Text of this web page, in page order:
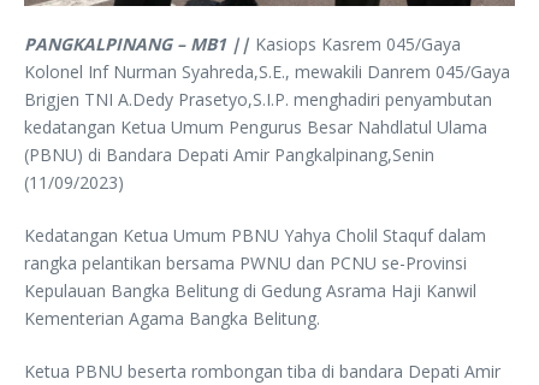
PANGKALPINANG – MB1 || Kasiops Kasrem 045/Gaya
Kolonel Inf Nurman Syahreda,S.E., mewakili Danrem 045/Gaya
Brigjen TNI A.Dedy Prasetyo,S.I.P. menghadiri penyambutan
kedatangan Ketua Umum Pengurus Besar Nahdlatul Ulama
(PBNU) di Bandara Depati Amir Pangkalpinang,Senin
(11/09/2023)
Kedatangan Ketua Umum PBNU Yahya Cholil Staquf dalam
rangka pelantikan bersama PWNU dan PCNU se-Provinsi
Kepulauan Bangka Belitung di Gedung Asrama Haji Kanwil
Kementerian Agama Bangka Belitung.
Ketua PBNU beserta rombongan tiba di bandara Depati Amir